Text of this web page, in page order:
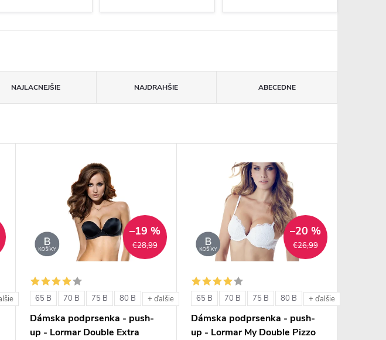
NAJLACNEJŠIE NAJDRAHŠIE ABECEDNE
€28,99
–19 %
65 B 70 B 75 B 80 B + ďalšie
Dámska podprsenka - push-
up - Lormar Double Extra
€26,99
–20 %
65 B 70 B 75 B 80 B + ďalšie
Dámska podprsenka - push-
up - Lormar My Double Pizzo